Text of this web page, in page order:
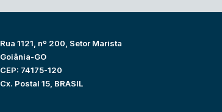
Rua 1121, nº 200, Setor Marista
Goiânia-GO
CEP: 74175-120
Cx. Postal 15, BRASIL